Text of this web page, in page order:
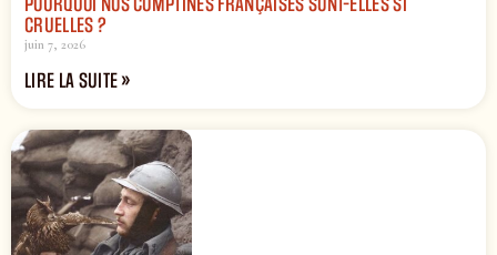
CRUELLES ?
juin 7, 2026
LIRE LA SUITE »